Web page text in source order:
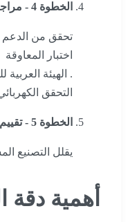
الخطوة 4 - مراجعة أنظمة التفتيش
تحقق من الدعم لـ
اختبار المعاوقة
. الهيئة العربية
التحقق الكهربائي
الخطوة 5 - تقييم اتساق الإنتاج
يقلل التصنيع
أهمية دقة